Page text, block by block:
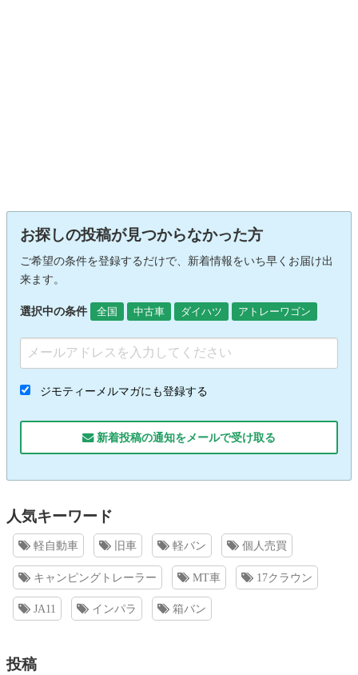
お探しの投稿が見つからなかった方
ご希望の条件を登録するだけで、新着情報をいち早くお届け出
来ます。
選択中の条件 全国 中古車 ダイハツ アトレーワゴン
ジモティーメルマガにも登録する
新着投稿の通知をメールで受け取る
人気キーワード
軽自動車 旧車 軽バン 個人売買
キャンピングトレーラー MT車 17クラウン
JA11 インパラ 箱バン
投稿